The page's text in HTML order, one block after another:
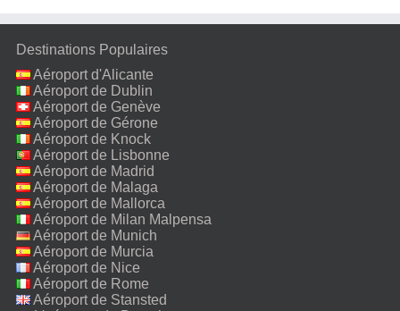
Destinations Populaires
Aéroport d'Alicante
Aéroport de Dublin
Aéroport de Genève
Aéroport de Gérone
Aéroport de Knock
Aéroport de Lisbonne
Aéroport de Madrid
Aéroport de Malaga
Aéroport de Mallorca
Aéroport de Milan Malpensa
Aéroport de Munich
Aéroport de Murcia
Aéroport de Nice
Aéroport de Rome
Fiumicino
Aéroport de Stansted